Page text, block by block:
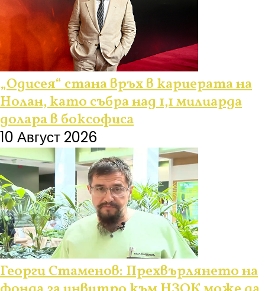
„Одисея“ стана връх в кариерата на
Нолан, като събра над 1,1 милиарда
долара в боксофиса
10 Август 2026
Георги Стаменов: Прехвърлянето на